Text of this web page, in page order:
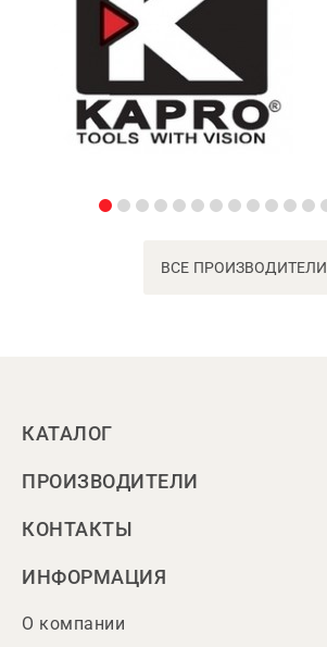
ВСЕ ПРОИЗВОДИТЕЛИ
КАТАЛОГ
ПРОИЗВОДИТЕЛИ
КОНТАКТЫ
ИНФОРМАЦИЯ
О компании